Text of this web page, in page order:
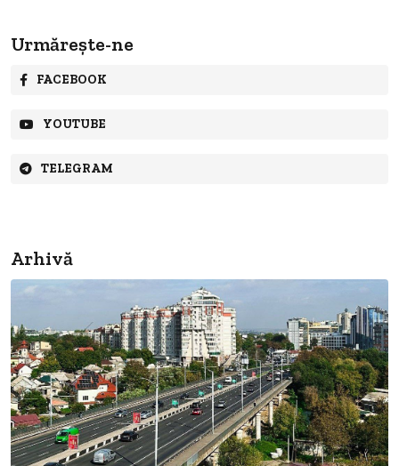
Urmărește-ne
FACEBOOK
YOUTUBE
TELEGRAM
Arhivă